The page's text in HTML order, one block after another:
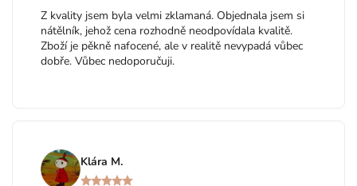
Z kvality jsem byla velmi zklamaná. Objednala jsem si
nátělník, jehož cena rozhodně neodpovídala kvalitě.
Zboží je pěkně nafocené, ale v realitě nevypadá vůbec
dobře. Vůbec nedoporučuji.
Klára M.